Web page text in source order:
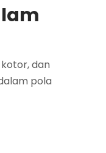
dan
pola